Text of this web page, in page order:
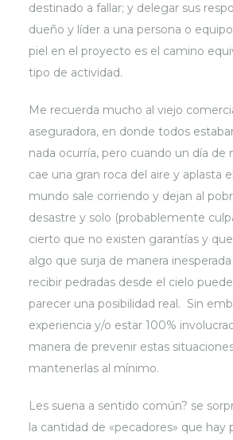
destinado a fallar; y delegar sus
dueño y líder a una persona o
piel en el proyecto es el camino
tipo de actividad.
Me recuerda mucho al viejo
aseguradora, en donde todos
nada ocurría, pero cuando un día de
cae una gran roca del aire y aplasta
mundo sale corriendo y dejan al
desastre y solo (probablemente
cierto que no existen garantías y
algo que surja de manera
recibir pedradas desde el cielo
parecer una posibilidad real. Sin
experiencia y/o estar 100%
manera de prevenir estas
mantenerlas al mínimo.
Les suena a sentido común? se
la cantidad de «pecadores» que hay